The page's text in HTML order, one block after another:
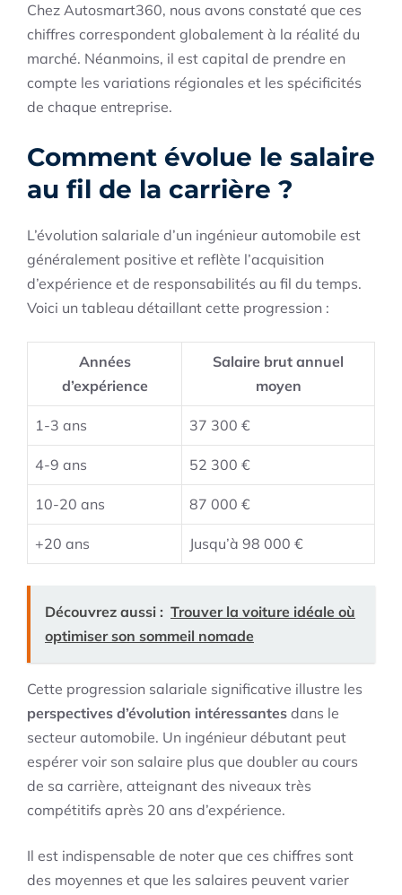
Chez Autosmart360, nous avons constaté que ces
chiffres correspondent globalement à la réalité du
marché. Néanmoins, il est capital de prendre en
compte les variations régionales et les spécificités
de chaque entreprise.
Comment évolue le salaire
au fil de la carrière ?
L’évolution salariale d’un ingénieur automobile est
généralement positive et reflète l’acquisition
d’expérience et de responsabilités au fil du temps.
Voici un tableau détaillant cette progression :
Années
d’expérience
Salaire brut annuel
moyen
1-3 ans 37 300 €
4-9 ans 52 300 €
10-20 ans 87 000 €
+20 ans Jusqu’à 98 000 €
Découvrez aussi : Trouver la voiture idéale où
optimiser son sommeil nomade
Cette progression salariale significative illustre les
perspectives d’évolution intéressantes dans le
secteur automobile. Un ingénieur débutant peut
espérer voir son salaire plus que doubler au cours
de sa carrière, atteignant des niveaux très
compétitifs après 20 ans d’expérience.
Il est indispensable de noter que ces chiffres sont
des moyennes et que les salaires peuvent varier